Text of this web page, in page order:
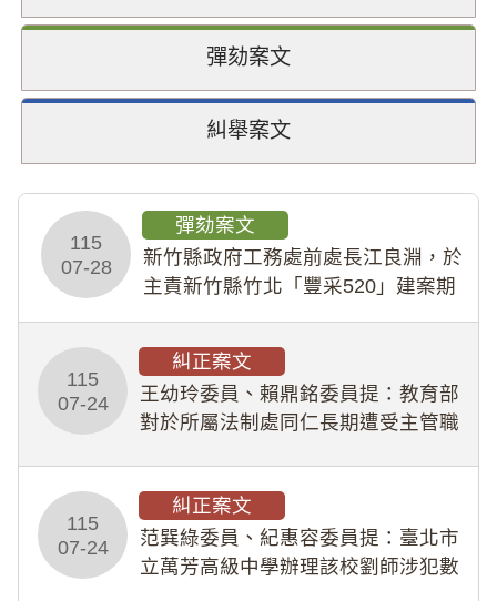
彈劾案文
糾舉案文
115
07-28
彈劾案文
新竹縣政府工務處前處長江良淵，於
主責新竹縣竹北「豐采520」建案期
幣1,483萬餘元，並長期收受建商餽
贈；復罔顧公共安全，圖利默許建商
於停工期間
115
07-24
糾正案文
王幼玲委員、賴鼎銘委員提：教育部
對於所屬法制處同仁長期遭受主管職
人員保障法」及「職業安全衛生法」
所定維護公務人員
115
07-24
糾正案文
范巽綠委員、紀惠容委員提：臺北市
立萬芳高級中學辦理該校劉師涉犯數